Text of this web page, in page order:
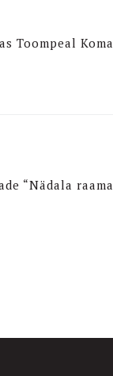
Toompeal
“Nädala